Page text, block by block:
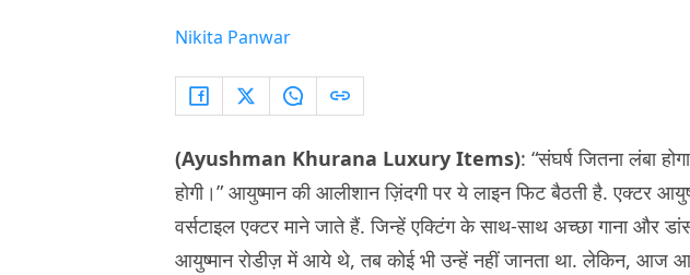
Nikita Panwar
(Ayushman Khurana Luxury Items): “संघर्ष जितना लंबा
होगी।” आयुष्मान की आलीशान ज़िंदगी पर ये लाइन फिट बैठती है. एक्टर
वर्सटाइल एक्टर माने जाते हैं. जिन्हें एक्टिंग के साथ-साथ अच्छा गाना और
आयुष्मान रोडीज़ में आये थे, तब कोई भी उन्हें नहीं जानता था. लेकिन, आज